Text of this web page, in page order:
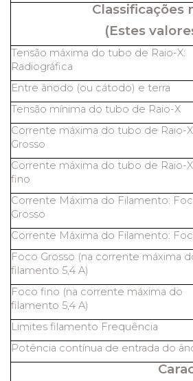
Classificações
(Estes
Tensão máxima do tubo de Raio-X:
Radiográfica
Entre ânodo (ou cátodo) e terra
Tensão mínima do tubo de Raio-X
Corrente máxima do tubo de Raio-
Grosso
Corrente máxima do tubo de Raio-
fino
Corrente Máxima do Filamento:
Grosso
Corrente Máxima do Filamento:
Foco Grosso (na corrente máxima
filamento 5,4 A)
Foco fino (na corrente máxima do
filamento 5,4 A)
Limites filamento Frequência
Potência contínua de entrada do